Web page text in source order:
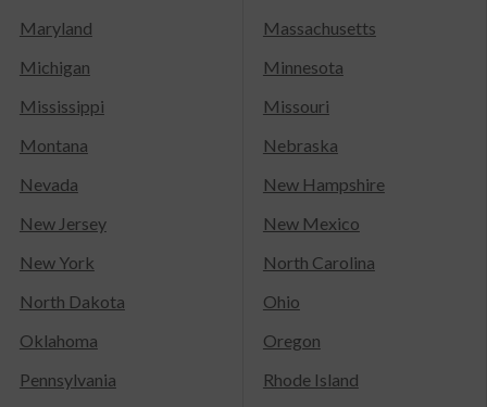
Maryland
Massachusetts
Michigan
Minnesota
Mississippi
Missouri
Montana
Nebraska
Nevada
New Hampshire
New Jersey
New Mexico
New York
North Carolina
North Dakota
Ohio
Oklahoma
Oregon
Pennsylvania
Rhode Island